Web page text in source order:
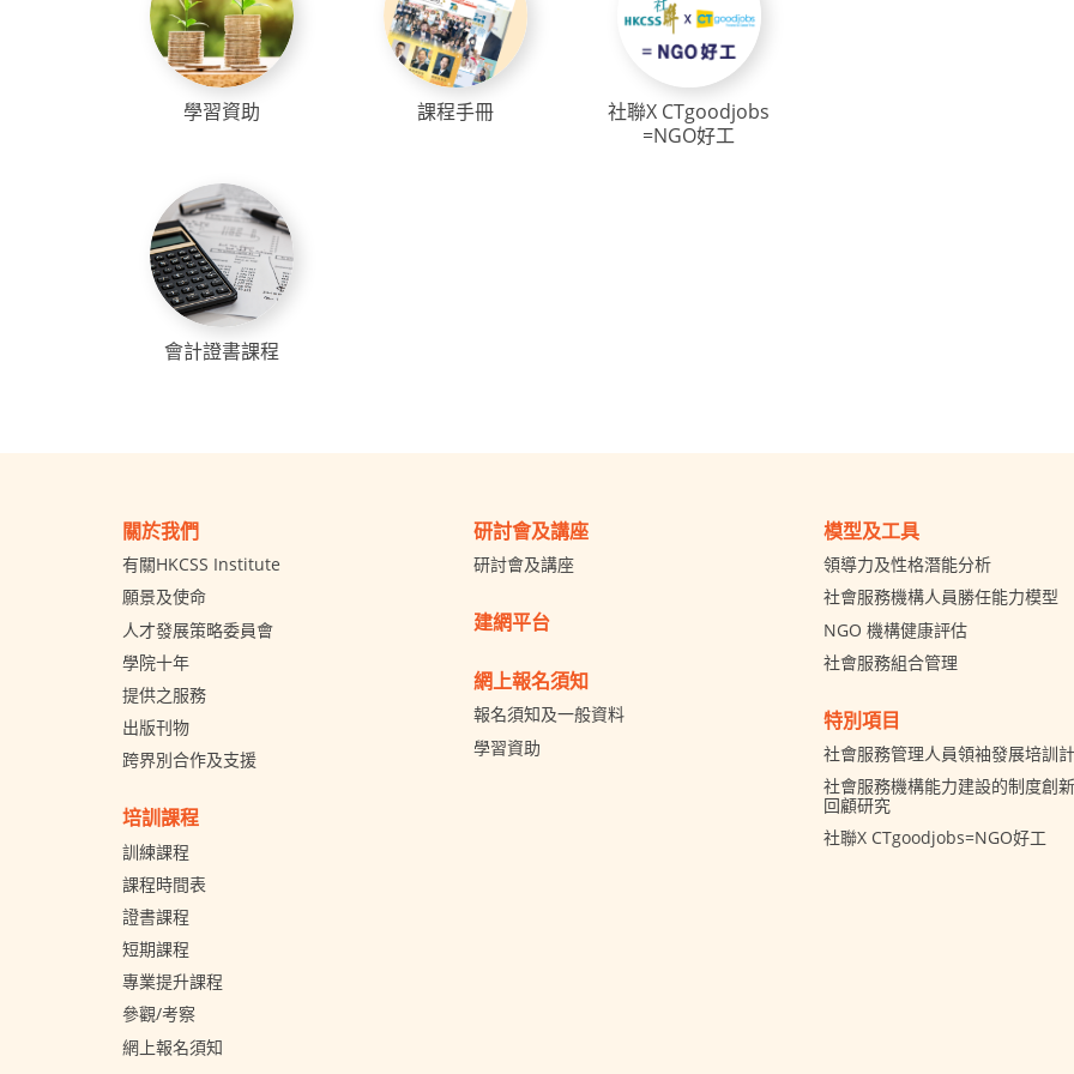
學習資助 課程手冊
社聯X CTgoodjobs
=NGO好工
會計證書課程
關於我們
有關HKCSS Institute
願景及使命
人才發展策略委員會
學院十年
提供之服務
出版刊物
跨界別合作及支援
培訓課程
訓練課程
課程時間表
證書課程
短期課程
專業提升課程
參觀/考察
網上報名須知
研討會及講座
研討會及講座
建網平台
網上報名須知
報名須知及一般資料
學習資助
模型及工具
領導力及性格潛能分析
社會服務機構人員勝任能力模型
NGO 機構健康評估
社會服務組合管理
特別項目
社會服務管理人員領袖發展培訓
社會服務機構能力建設的制度創
回顧研究
社聯X CTgoodjobs=NGO好工